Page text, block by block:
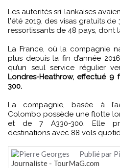
Les autorités sri-lankaises
l'été 2019, des visas gratuits de
ressortissants de 48 pays, dont
La France, où la compagnie
plus depuis la fin d’année
qu’un seul service régulier
Londres-Heathrow, effectué 9
300.
La compagnie, basée à
Colombo possède une flotte
et de 7 A330-300. Elle
destinations avec 88 vols
Publié par
Journaliste - TourMaG.com